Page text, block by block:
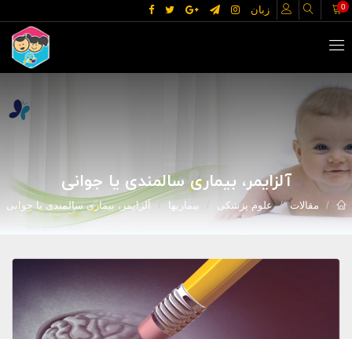
زبان 0
آلزایمر، بیماری سالمندی یا جوانی
مقالات علوم پزشکی بیماریها آلزایمر، بیماری سالمندی یا جوانی